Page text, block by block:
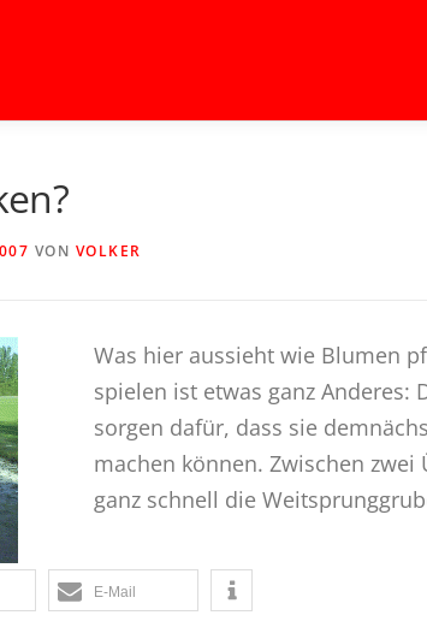
VON VOLKER
Was hier aussieht wie Blumen
spielen ist etwas ganz Anderes:
sorgen dafür, dass sie
machen können. Zwischen zwei
ganz schnell die
E-Mail